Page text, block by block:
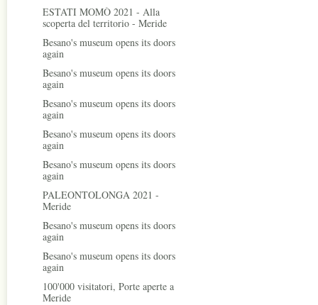
ESTATI MOMÒ 2021 - Alla
scoperta del territorio - Meride
Besano's museum opens its doors
again
Besano's museum opens its doors
again
Besano's museum opens its doors
again
Besano's museum opens its doors
again
Besano's museum opens its doors
again
PALEONTOLONGA 2021 -
Meride
Besano's museum opens its doors
again
Besano's museum opens its doors
again
100'000 visitatori, Porte aperte a
Meride